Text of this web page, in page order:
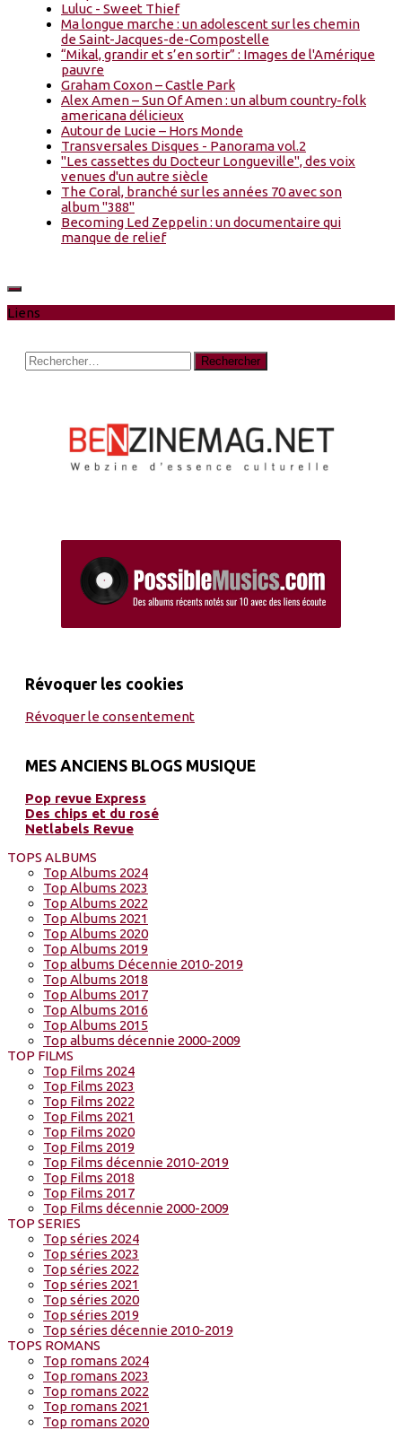
Luluc - Sweet Thief
Ma longue marche : un adolescent sur les chemin
de Saint-Jacques-de-Compostelle
“Mikal, grandir et s’en sortir” : Images de l'Amérique
pauvre
Graham Coxon – Castle Park
Alex Amen – Sun Of Amen : un album country-folk
americana délicieux
Autour de Lucie – Hors Monde
Transversales Disques - Panorama vol.2
"Les cassettes du Docteur Longueville", des voix
venues d'un autre siècle
The Coral, branché sur les années 70 avec son
album "388"
Becoming Led Zeppelin : un documentaire qui
manque de relief
Liens
Rechercher :
Révoquer les cookies
Révoquer le consentement
MES ANCIENS BLOGS MUSIQUE
Pop revue Express
Des chips et du rosé
Netlabels Revue
TOPS ALBUMS
Top Albums 2024
Top Albums 2023
Top Albums 2022
Top Albums 2021
Top Albums 2020
Top Albums 2019
Top albums Décennie 2010-2019
Top Albums 2018
Top Albums 2017
Top Albums 2016
Top Albums 2015
Top albums décennie 2000-2009
TOP FILMS
Top Films 2024
Top Films 2023
Top Films 2022
Top Films 2021
Top Films 2020
Top Films 2019
Top Films décennie 2010-2019
Top Films 2018
Top Films 2017
Top Films décennie 2000-2009
TOP SERIES
Top séries 2024
Top séries 2023
Top séries 2022
Top séries 2021
Top séries 2020
Top séries 2019
Top séries décennie 2010-2019
TOPS ROMANS
Top romans 2024
Top romans 2023
Top romans 2022
Top romans 2021
Top romans 2020